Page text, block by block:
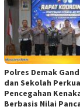
Polres Demak
dan Sekolah
Pencegahan
Berbasis Nilai